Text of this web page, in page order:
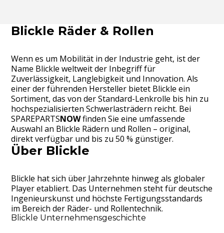
Blickle Räder & Rollen
Wenn es um Mobilität in der Industrie geht, ist der
Name Blickle weltweit der Inbegriff für
Zuverlässigkeit, Langlebigkeit und Innovation. Als
einer der führenden Hersteller bietet Blickle ein
Sortiment, das von der Standard-Lenkrolle bis hin zu
hochspezialisierten Schwerlasträdern reicht. Bei
SPAREPARTSNOWfinden Sie eine umfassende
Auswahl an Blickle Rädern und Rollen – original,
direkt verfügbar und bis zu 50 % günstiger.
Über Blickle
Blickle hat sich über Jahrzehnte hinweg als globaler
Player etabliert. Das Unternehmen steht für deutsche
Ingenieurskunst und höchste Fertigungsstandards
im Bereich der Räder- und Rollentechnik.
Blickle Unternehmensgeschichte